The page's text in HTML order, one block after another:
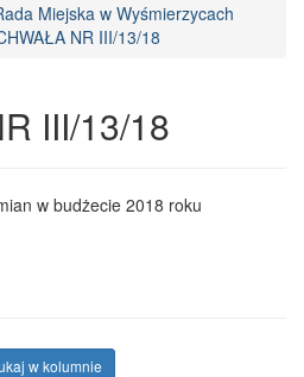
Miejska w Wyśmierzycach
NR III/13/18
III/13/18
w budżecie 2018 roku
w kolumnie